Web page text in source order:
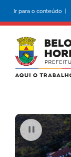
Ir para o conteúdo |
PAUSAR